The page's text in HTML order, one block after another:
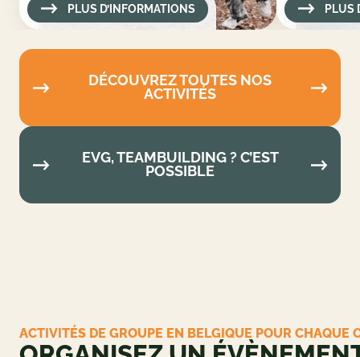
PLUS D’INFORMATIONS PLUS
DÉCOUVREZ TOUTES NOS
ACTIVITÉS
EVG, TEAMBUILDING ? C’EST
POSSIBLE
ACTIVITÉS DE GROUPE EN BELGIQUE POUR
CHAQUE OCCASION